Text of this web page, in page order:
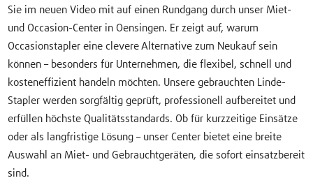
Sie im neuen Video mit auf einen Rundgang durch unser Miet-
und Occasion-Center in Oensingen. Er zeigt auf, warum
Occasionstapler eine clevere Alternative zum Neukauf sein
können – besonders für Unternehmen, die flexibel, schnell und
kosteneffizient handeln möchten. Unsere gebrauchten Linde-
Stapler werden sorgfältig geprüft, professionell aufbereitet und
erfüllen höchste Qualitätsstandards. Ob für kurzzeitige Einsätze
oder als langfristige Lösung – unser Center bietet eine breite
Auswahl an Miet- und Gebrauchtgeräten, die sofort einsatzbereit
sind.